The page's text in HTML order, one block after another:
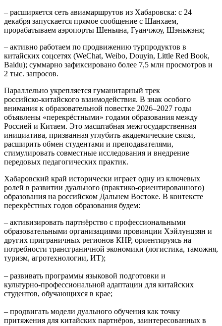
– расширяется сеть авиамаршрутов из Хабаровска: с 24
декабря запускается прямое сообщение с Шанхаем,
прорабатываем аэропорты Шеньяна, Гуанчжоу, Шэньжэня;
– активно работаем по продвижению турпродуктов в
китайских соцсетях (WeChat, Weibo, Douyin, Little Red Book,
Baidu); суммарно зафиксировано более 7,5 млн просмотров и
2 тыс. запросов.
Параллельно укрепляется гуманитарный трек
российско‑китайского взаимодействия. В знак особого
внимания к образовательной повестке 2026–2027 годы
объявлены «перекрёстными» годами образования между
Россией и Китаем. Это масштабная межгосударственная
инициатива, призванная углубить академические связи,
расширить обмен студентами и преподавателями,
стимулировать совместные исследования и внедрение
передовых педагогических практик.
Хабаровский край исторически играет одну из ключевых
ролей в развитии дуального (практико‑ориентированного)
образования на российском Дальнем Востоке. В контексте
перекрёстных годов образования будем:
– активизировать партнёрство с профессиональными
образовательными организациями провинции Хэйлунцзян и
других приграничных регионов КНР, ориентируясь на
потребности трансграничной экономики (логистика, таможня,
туризм, агротехнологии, ИТ);
– развивать программы языковой подготовки и
культурно‑профессиональной адаптации для китайских
студентов, обучающихся в крае;
– продвигать модели дуального обучения как точку
притяжения для китайских партнёров, заинтересованных в